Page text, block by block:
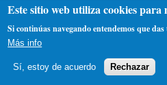
Este sitio web utiliza cookies para
Si continúas navegando entendemos que
Más info
Sí, estoy de acuerdo Rechazar